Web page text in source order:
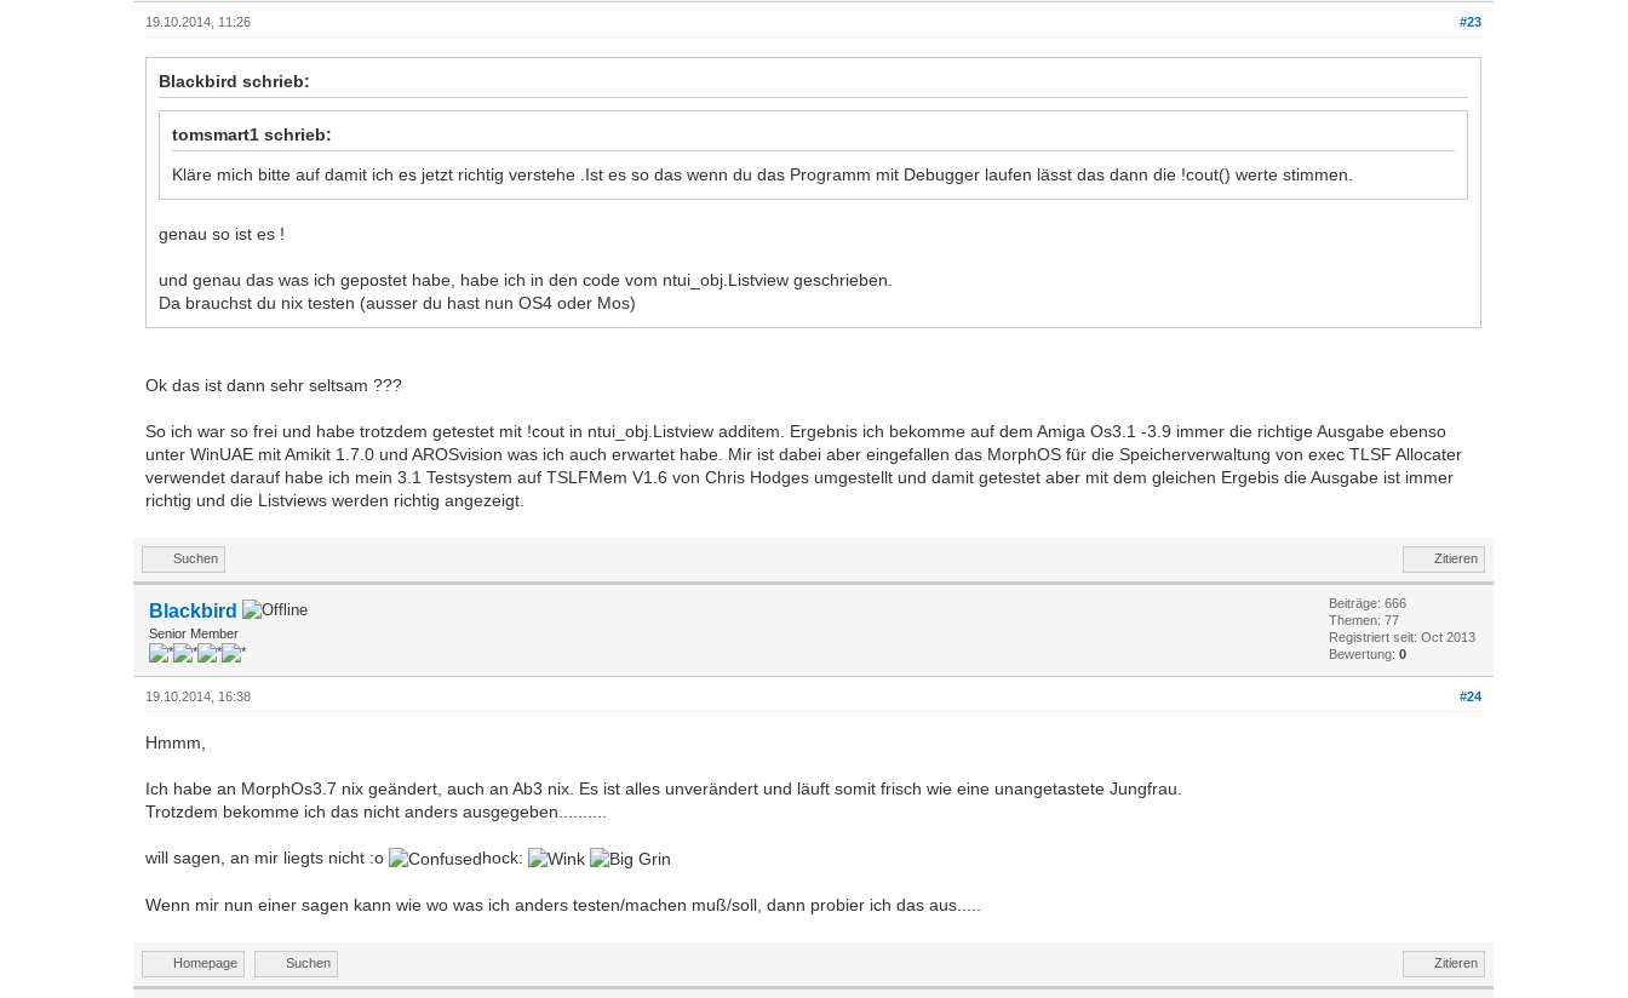
#23
19.10.2014, 11:26
Blackbird schrieb:
tomsmart1 schrieb:
Kläre mich bitte auf damit ich es jetzt richtig verstehe .Ist es so das wenn du das Programm mit Debugger laufen lässt das dann die !cout() werte stimmen.
genau so ist es !
und genau das was ich gepostet habe, habe ich in den code vom ntui_obj.Listview geschrieben.
Da brauchst du nix testen (ausser du hast nun OS4 oder Mos)
Ok das ist dann sehr seltsam ???
So ich war so frei und habe trotzdem getestet mit !cout in ntui_obj.Listview additem. Ergebnis ich bekomme auf dem Amiga Os3.1 -3.9 immer die richtige Ausgabe ebenso
unter WinUAE mit Amikit 1.7.0 und AROSvision was ich auch erwartet habe. Mir ist dabei aber eingefallen das MorphOS für die Speicherverwaltung von exec TLSF Allocater
verwendet darauf habe ich mein 3.1 Testsystem auf TSLFMem V1.6 von Chris Hodges umgestellt und damit getestet aber mit dem gleichen Ergebis die Ausgabe ist immer
richtig und die Listviews werden richtig angezeigt.
Suchen Zitieren
Blackbird
Senior Member
Beiträge: 666
Themen: 77
Registriert seit: Oct 2013
Bewertung:0
#24
19.10.2014, 16:38
Hmmm,
Ich habe an MorphOs3.7 nix geändert, auch an Ab3 nix. Es ist alles unverändert und läuft somit frisch wie eine unangetastete Jungfrau.
Trotzdem bekomme ich das nicht anders ausgegeben..........
will sagen, an mir liegts nicht :o hock:
Wenn mir nun einer sagen kann wie wo was ich anders testen/machen muß/soll, dann probier ich das aus.....
Homepage Suchen Zitieren